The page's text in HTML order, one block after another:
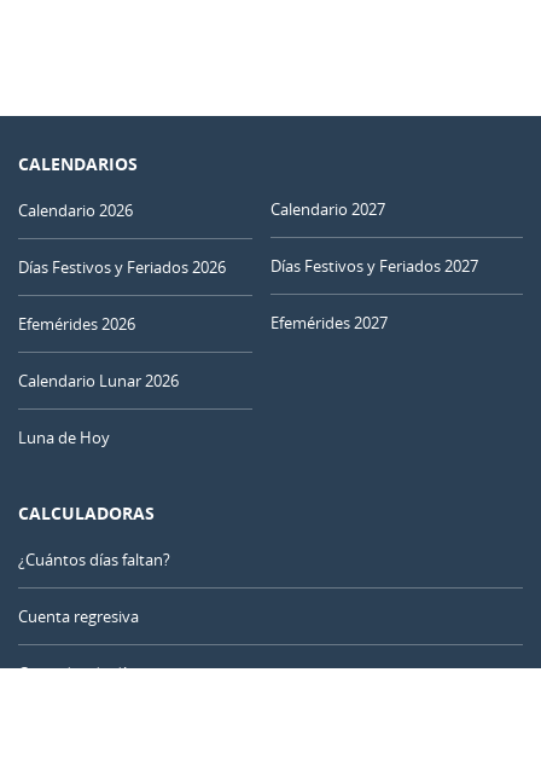
CALENDARIOS
Calendario 2026
Días Festivos y Feriados 2026
Efemérides 2026
Calendario Lunar 2026
Luna de Hoy
Calendario 2027
Días Festivos y Feriados 2027
Efemérides 2027
CALCULADORAS
¿Cuántos días faltan?
Cuenta regresiva
Contador de días